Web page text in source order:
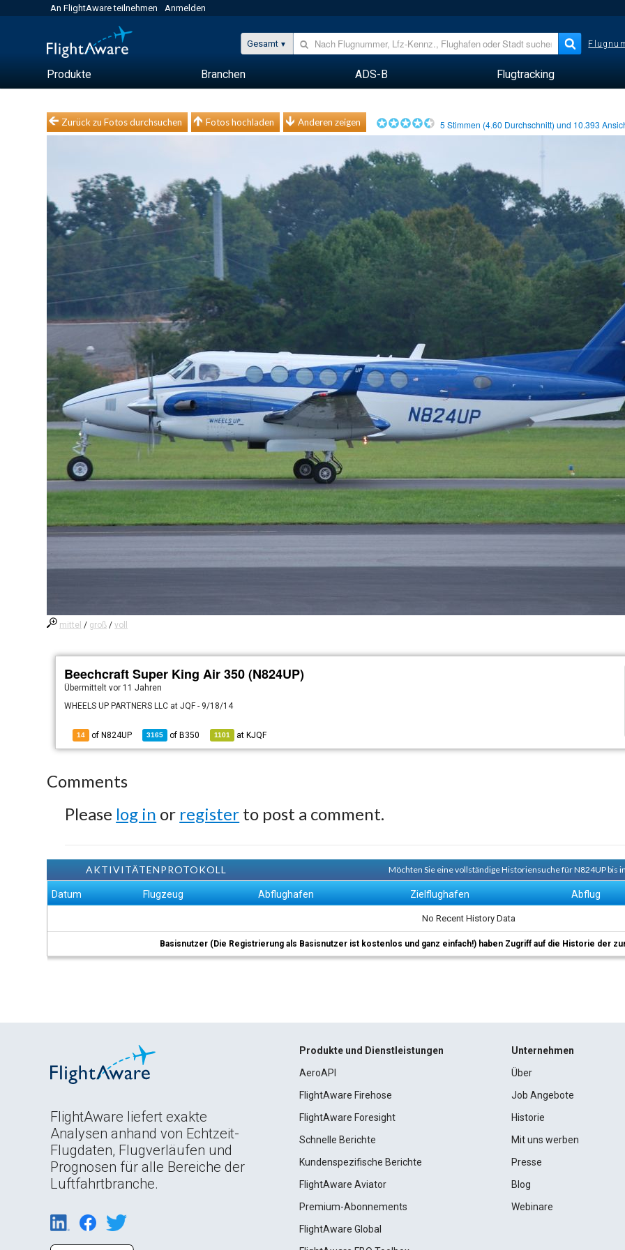
An FlightAware teilnehmen Anmelden
Gesamt
Produkte Branchen ADS-B Flugtracking
Zurück zu Fotos durchsuchen Fotos hochladen Anderen zeigen 5 Stimmen (4.60 Durchschnitt) und 10.393
mittel / groß /voll
Beechcraft Super King Air 350 (N824UP)
Übermitteltvor 11 Jahren
WHEELS UP PARTNERS LLC at JQF - 9/18/14
14 of N824UP 3165 of B350 1101 at KJQF
Comments
Please log in or register to post a comment.
AKTIVITÄTENPROTOKOLL Möchten Sie eine vollständige Historiensuche für N824UP bis
Datum Flugzeug Abflughafen Zielflughafen Abflug
No Recent History Data
Basisnutzer (Die Registrierung als Basisnutzer ist kostenlos und ganz einfach!) haben Zugriff auf die Historie der
FlightAware liefert exakte
Analysen anhand von Echtzeit-
Flugdaten, Flugverläufen und
Prognosen für alle Bereiche der
Luftfahrtbranche.
Produkte und Dienstleistungen
AeroAPI
FlightAware Firehose
FlightAware Foresight
Schnelle Berichte
Kundenspezifische Berichte
FlightAware Aviator
Premium-Abonnements
FlightAware Global
Unternehmen
Über
Job Angebote
Historie
Mit uns werben
Presse
Blog
Webinare